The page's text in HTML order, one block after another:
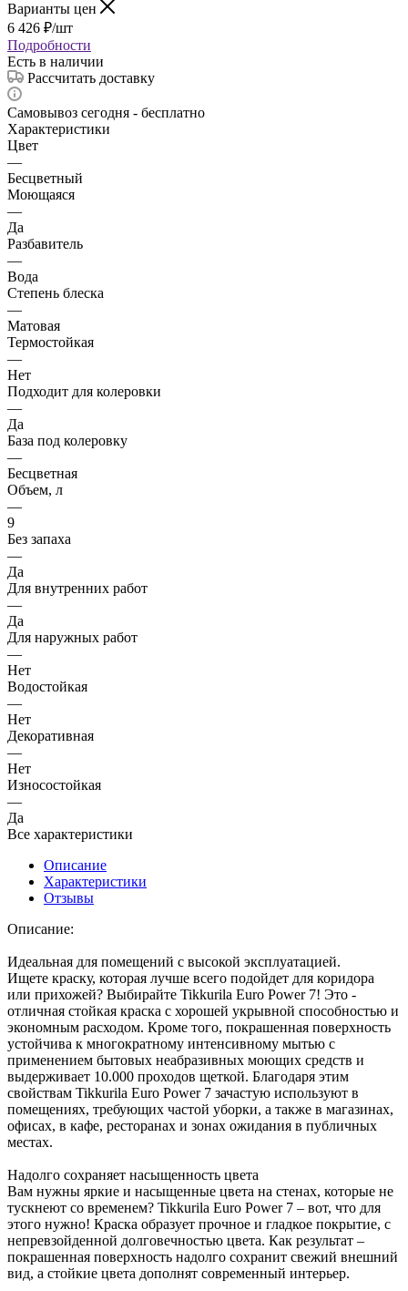
Варианты цен
6 426 ₽/шт
Подробности
Есть в наличии
Рассчитать доставку
Самовывоз сегодня - бесплатно
Характеристики
Цвет
—
Бесцветный
Моющаяся
—
Да
Разбавитель
—
Вода
Степень блеска
—
Матовая
Термостойкая
—
Нет
Подходит для колеровки
—
Да
База под колеровку
—
Бесцветная
Объем, л
—
9
Без запаха
—
Да
Для внутренних работ
—
Да
Для наружных работ
—
Нет
Водостойкая
—
Нет
Декоративная
—
Нет
Износостойкая
—
Да
Все характеристики
Описание
Характеристики
Отзывы
Описание:
Идеальная для помещений с высокой эксплуатацией.
Ищете краску, которая лучше всего подойдет для коридора
или прихожей? Выбирайте Tikkurila Euro Power 7! Это -
отличная стойкая краска с хорошей укрывной способностью и
экономным расходом. Кроме того, покрашенная поверхность
устойчива к многократному интенсивному мытью с
применением бытовых неабразивных моющих средств и
выдерживает 10.000 проходов щеткой. Благодаря этим
свойствам Tikkurila Euro Power 7 зачастую используют в
помещениях, требующих частой уборки, а также в магазинах,
офисах, в кафе, ресторанах и зонах ожидания в публичных
местах.
Надолго сохраняет насыщенность цвета
Вам нужны яркие и насыщенные цвета на стенах, которые не
тускнеют со временем? Tikkurila Euro Power 7 – вот, что для
этого нужно! Краска образует прочное и гладкое покрытие, с
непревзойденной долговечностью цвета. Как результат –
покрашенная поверхность надолго сохранит свежий внешний
вид, а стойкие цвета дополнят современный интерьер.